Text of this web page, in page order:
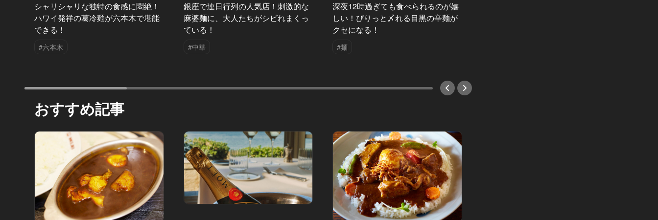
シャリシャリな独特の食感に悶絶！
ハワイ発祥の葛冷麺が六本木で堪能
できる！
#六本木
銀座で連日行列の人気店！刺激的な
麻婆麺に、大人たちがシビれまくっ
ている！
#中華
深夜12時過ぎても食べられるのが嬉
しい！ぴりっと〆れる目黒の辛麺が
クセになる！
#麺
おすすめ記事